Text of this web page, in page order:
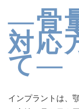
―骨
対応
て―
インプラントは、